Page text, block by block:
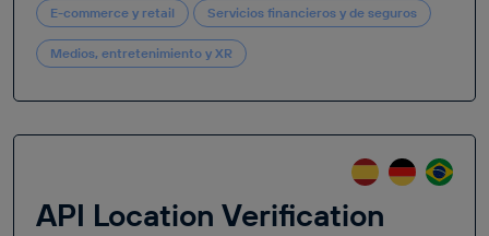
E-commerce y retail Servicios financieros y de seguros
Medios, entretenimiento y XR
API Location Verification